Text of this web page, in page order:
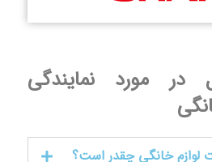
در مورد نمایندگی
لوازم خانگی چقدر است؟